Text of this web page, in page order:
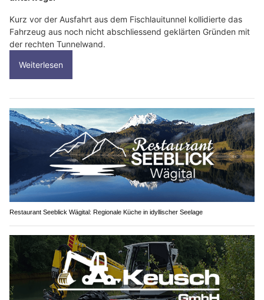
Kurz vor der Ausfahrt aus dem Fischlauitunnel kollidierte das
Fahrzeug aus noch nicht abschliessend geklärten Gründen mit
der rechten Tunnelwand.
Weiterlesen
Restaurant Seeblick Wägital: Regionale Küche in idyllischer Seelage